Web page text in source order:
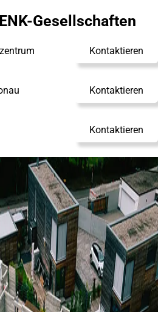
Gesellschaften
Kontaktieren
Kontaktieren
Kontaktieren